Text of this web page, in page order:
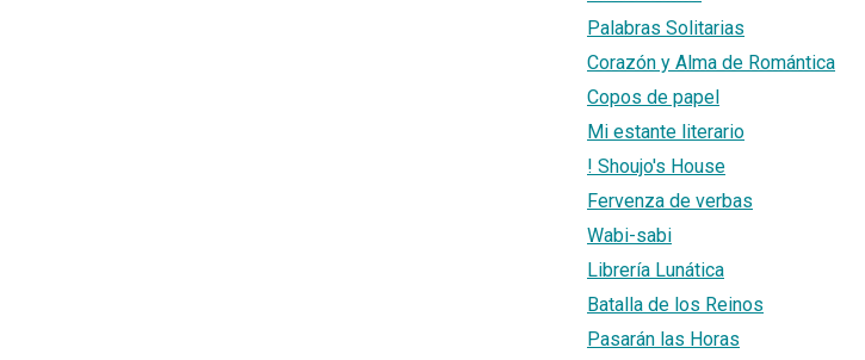
Palabras Solitarias
Corazón y Alma de Romántica
Copos de papel
Mi estante literario
! Shoujo's House
Fervenza de verbas
Wabi-sabi
Librería Lunática
Batalla de los Reinos
Pasarán las Horas